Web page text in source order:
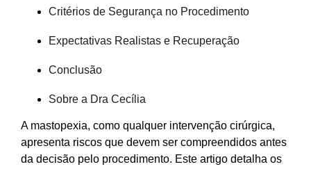
Critérios de Segurança no Procedimento
Expectativas Realistas e Recuperação
Conclusão
Sobre a Dra Cecília
A mastopexia, como qualquer intervenção cirúrgica,
apresenta riscos que devem ser compreendidos antes
da decisão pelo procedimento. Este artigo detalha os